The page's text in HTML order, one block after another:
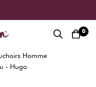
0
Homme
- Hugo